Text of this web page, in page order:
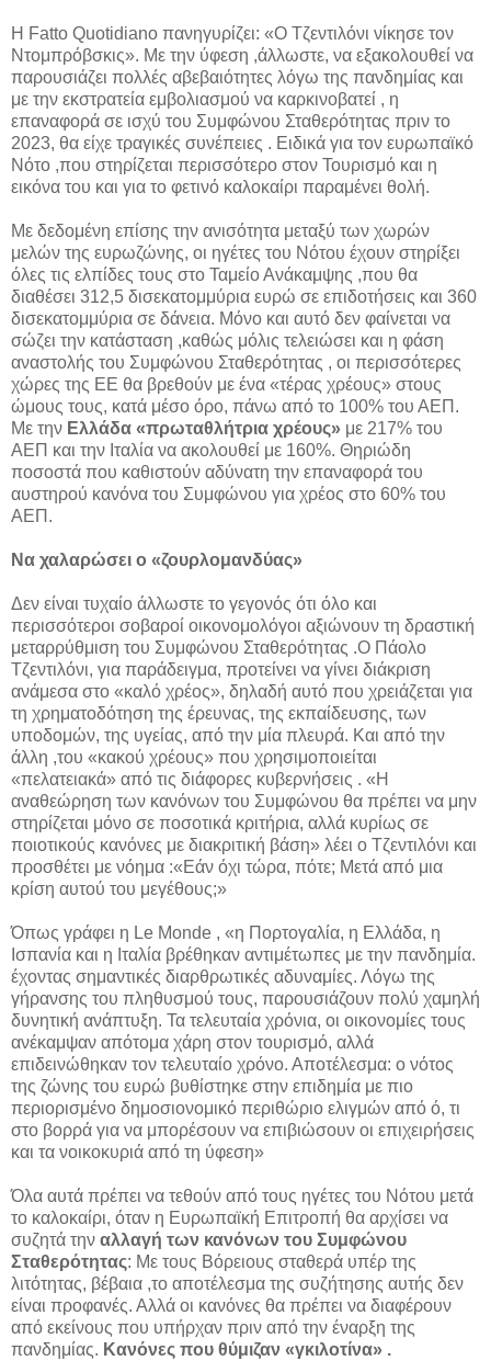
H Fatto Quotidiano πανηγυρίζει: «Ο Τζεντιλόνι νίκησε τον
Ντομπρόβσκις». Με την ύφεση ,άλλωστε, να εξακολουθεί να
παρουσιάζει πολλές αβεβαιότητες λόγω της πανδημίας και
με την εκστρατεία εμβολιασμού να καρκινοβατεί , η
επαναφορά σε ισχύ του Συμφώνου Σταθερότητας πριν το
2023, θα είχε τραγικές συνέπειες . Ειδικά για τον ευρωπαϊκό
Νότο ,που στηρίζεται περισσότερο στον Τουρισμό και η
εικόνα του και για το φετινό καλοκαίρι παραμένει θολή.
Με δεδομένη επίσης την ανισότητα μεταξύ των χωρών
μελών της ευρωζώνης, οι ηγέτες του Νότου έχουν στηρίξει
όλες τις ελπίδες τους στο Ταμείο Ανάκαμψης ,που θα
διαθέσει 312,5 δισεκατομμύρια ευρώ σε επιδοτήσεις και 360
δισεκατομμύρια σε δάνεια. Μόνο και αυτό δεν φαίνεται να
σώζει την κατάσταση ,καθώς μόλις τελειώσει και η φάση
αναστολής του Συμφώνου Σταθερότητας , οι περισσότερες
χώρες της ΕΕ θα βρεθούν με ένα «τέρας χρέους» στους
ώμους τους, κατά μέσο όρο, πάνω από το 100% του ΑΕΠ.
Με την Ελλάδα «πρωταθλήτρια χρέους» με 217% του
ΑΕΠ και την Ιταλία να ακολουθεί με 160%. Θηριώδη
ποσοστά που καθιστούν αδύνατη την επαναφορά του
αυστηρού κανόνα του Συμφώνου για χρέος στο 60% του
ΑΕΠ.
Να χαλαρώσει ο «ζουρλομανδύας»
Δεν είναι τυχαίο άλλωστε το γεγονός ότι όλο και
περισσότεροι σοβαροί οικονομολόγοι αξιώνουν τη δραστική
μεταρρύθμιση του Συμφώνου Σταθερότητας .Ο Πάολο
Τζεντιλόνι, για παράδειγμα, προτείνει να γίνει διάκριση
ανάμεσα στο «καλό χρέος», δηλαδή αυτό που χρειάζεται για
τη χρηματοδότηση της έρευνας, της εκπαίδευσης, των
υποδομών, της υγείας, από την μία πλευρά. Και από την
άλλη ,του «κακού χρέους» που χρησιμοποιείται
«πελατειακά» από τις διάφορες κυβερνήσεις . «Η
αναθεώρηση των κανόνων του Συμφώνου θα πρέπει να μην
στηρίζεται μόνο σε ποσοτικά κριτήρια, αλλά κυρίως σε
ποιοτικούς κανόνες με διακριτική βάση» λέει ο Τζεντιλόνι και
προσθέτει με νόημα :«Εάν όχι τώρα, πότε; Μετά από μια
κρίση αυτού του μεγέθους;»
Όπως γράφει η Le Monde , «η Πορτογαλία, η Ελλάδα, η
Ισπανία και η Ιταλία βρέθηκαν αντιμέτωπες με την πανδημία.
έχοντας σημαντικές διαρθρωτικές αδυναμίες. Λόγω της
γήρανσης του πληθυσμού τους, παρουσιάζουν πολύ χαμηλή
δυνητική ανάπτυξη. Τα τελευταία χρόνια, οι οικονομίες τους
ανέκαμψαν απότομα χάρη στον τουρισμό, αλλά
επιδεινώθηκαν τον τελευταίο χρόνο. Αποτέλεσμα: ο νότος
της ζώνης του ευρώ βυθίστηκε στην επιδημία με πιο
περιορισμένο δημοσιονομικό περιθώριο ελιγμών από ό, τι
στο βορρά για να μπορέσουν να επιβιώσουν οι επιχειρήσεις
και τα νοικοκυριά από τη ύφεση»
Όλα αυτά πρέπει να τεθούν από τους ηγέτες του Νότου μετά
το καλοκαίρι, όταν η Ευρωπαϊκή Επιτροπή θα αρχίσει να
συζητά την αλλαγή των κανόνων του Συμφώνου
Σταθερότητας: Με τους Βόρειους σταθερά υπέρ της
λιτότητας, βέβαια ,το αποτέλεσμα της συζήτησης αυτής δεν
είναι προφανές. Αλλά οι κανόνες θα πρέπει να διαφέρουν
από εκείνους που υπήρχαν πριν από την έναρξη της
πανδημίας. Κανόνες που θύμιζαν «γκιλοτίνα» .